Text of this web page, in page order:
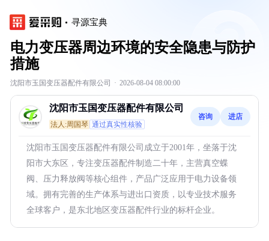
寻源宝典
电力变压器周边环境的安全隐患与防护
措施
沈阳市玉国变压器配件有限公司 · 2026-08-04 08:00:00
沈阳市玉国变压器配件有限公司
法人:周国琴 通过真实性核验
咨询 进店
沈阳市玉国变压器配件有限公司成立于2001年，坐落于沈
阳市大东区，专注变压器配件制造二十年，主营真空蝶
阀、压力释放阀等核心组件，产品广泛应用于电力设备领
域。拥有完善的生产体系与进出口资质，以专业技术服务
全球客户，是东北地区变压器配件行业的标杆企业。